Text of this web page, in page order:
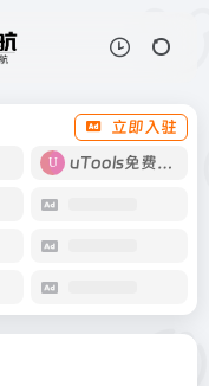
立即入驻
uTools免费工具箱